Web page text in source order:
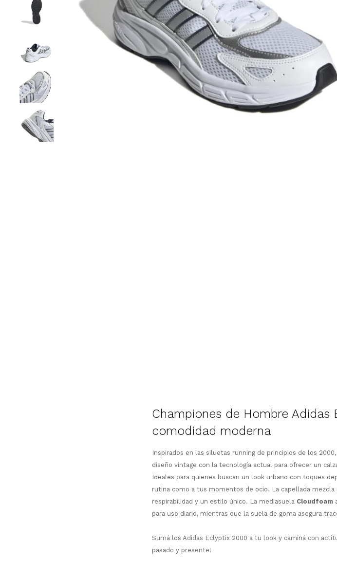
Championes de Hombre
comodidad moderna
Inspirados en las siluetas running de principios de los
diseño vintage con la tecnología actual para ofrecer un
Ideales para quienes buscan un look urbano con toques
rutina como a tus momentos de ocio. La capellada
respirabilidad y un estilo único. La mediasuela Cloudfoam
para uso diario, mientras que la suela de goma asegura
Sumá los Adidas Eclyptix 2000 a tu look y caminá con
pasado y presente!
Comprá
Después,
tarjeta de
¡Sumate a la
en 12 cuotas *
* sujeto
Verifica si estás
con Pago
Estás calificado para
Parece que no tenes
¡Algo